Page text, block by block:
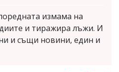
измама на
и тиражира лъжи. И
и същи новини, един и